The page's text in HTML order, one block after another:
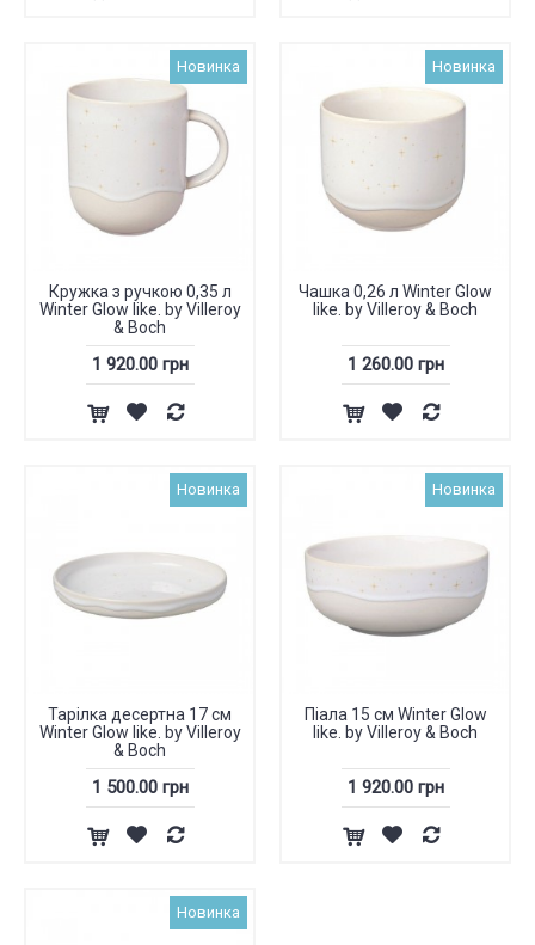
Новинка
Кружка з ручкою 0,35 л
Winter Glow like. by Villeroy
& Boch
1 920.00 грн
Новинка
Чашка 0,26 л Winter Glow
like. by Villeroy & Boch
1 260.00 грн
Новинка
Тарілка десертна 17 см
Winter Glow like. by Villeroy
& Boch
1 500.00 грн
Новинка
Піала 15 см Winter Glow
like. by Villeroy & Boch
1 920.00 грн
Новинка